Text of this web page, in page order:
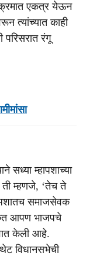
एकत्र येऊन
त्यांच्यात काही
परिसरात रंगू
सध्या म्हापशाच्या
म्हणजे, ‘तेच ते
समाजसेवक
आपण भाजपचे
केली आहे.
थेट विधानसभेची